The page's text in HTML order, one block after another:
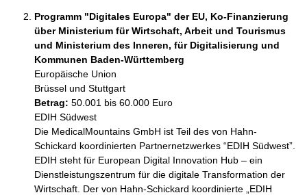
Programm "Digitales Europa" der EU, Ko-Finanzierung
über Ministerium für Wirtschaft, Arbeit und Tourismus
und Ministerium des Inneren, für Digitalisierung und
Kommunen Baden-Württemberg
Europäische Union
Brüssel und Stuttgart
Betrag: 50.001 bis 60.000 Euro
EDIH Südwest
Die MedicalMountains GmbH ist Teil des von Hahn-
Schickard koordinierten Partnernetzwerkes “EDIH Südwest”.
EDIH steht für European Digital Innovation Hub – ein
Dienstleistungszentrum für die digitale Transformation der
Wirtschaft. Der von Hahn-Schickard koordinierte „EDIH